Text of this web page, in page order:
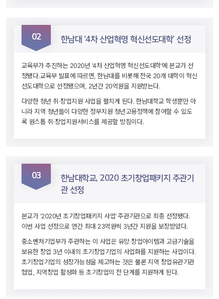
02 한남대 ‘4차 산업혁명 혁신선도대학’ 선정
교육부가 추진하는 2020년 ‘4차 산업혁명 혁신선도대학’에 본교가 선
정됐다.교육부 발표에 따르면, 한남대를 비롯해 전국 20개 대학이 혁신
선도대학으로 선정됐으며, 2년간 20억원을 지원받는다.
다양한 청년 취·창업지원 사업을 펼치게 된다. 한남대학교 학생뿐만 아
니라 지역 청년들이 다양한 정부지원 청년고용정책에 참여할 수 있도
록 원스톱 취·창업지원서비스를 제공할 방침이다.
03
한남대학교, 2020 초기창업패키지 주관기
관 선정
본교가 ‘2020년 초기창업패키지 사업’ 주관기관으로 최종 선정됐다.
이번 사업 선정으로 연간 최대 23억원씩 3년간 지원을 보장받았다.
중소벤처기업부가 주관하는 이 사업은 유망 창업아이템과 고급기술을
보유한 창업 3년 이내의 초기창업기업의 사업화를 지원하는 사업이다.
초기창업기업의 성장가능성을 제고하는 것은 물론 지역 창업유관기관
협업, 지역창업 활성화 등 초기창업의 전 단계를 지원하게 된다.